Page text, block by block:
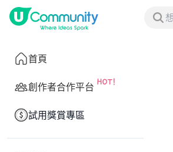
首頁
創作者合作平台
試用獎賞專區